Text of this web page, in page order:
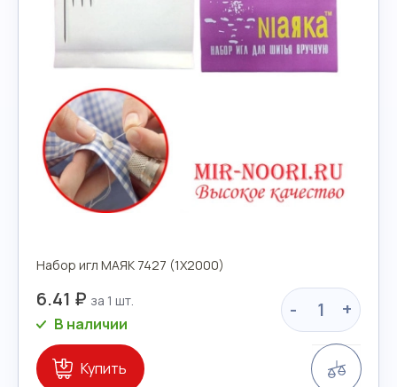
Набор игл МАЯК 7427 (1Х2000)
6.41 ₽ - +
В наличии
Купить